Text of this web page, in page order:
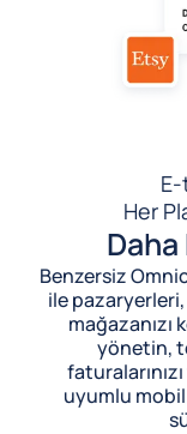
Her
Daha
Benzersiz
ile
yönetin,
uyumlu